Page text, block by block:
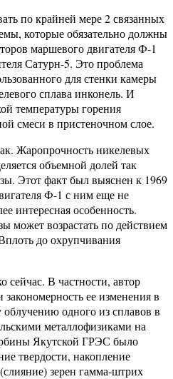
по крайней мере 2 связанных
которые обязательно должны
маршевого двигателя Ф-1
Сатурн-5. Это проблема
для стенки камеры
сплава инконель. И
температуры горения
смеси в пристеночном слое.
Жаропрочность никелевых
объемной долей так
Этот факт был выяснен к 1969
Ф-1 с ним еще не
интересная особенность.
может возрастать по действием
до охрупчивания
сейчас. В частности, автор
ее изменения в
одного из сплавов в
металлофизиками на
Якутской ГРЭС было
твердости, накопление
зерен гамма-штрих